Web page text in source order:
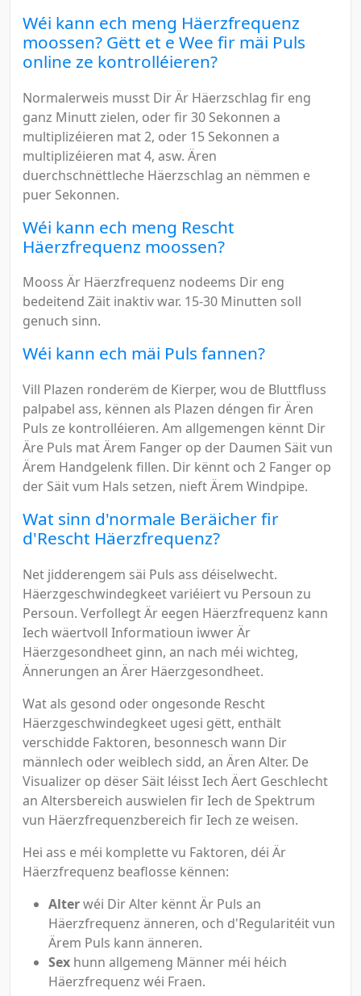
Wéi kann ech meng Häerzfrequenz
moossen? Gëtt et e Wee fir mäi Puls
online ze kontrolléieren?
Normalerweis musst Dir Är Häerzschlag fir eng
ganz Minutt zielen, oder fir 30 Sekonnen a
multiplizéieren mat 2, oder 15 Sekonnen a
multiplizéieren mat 4, asw. Ären
duerchschnëttleche Häerzschlag an nëmmen e
puer Sekonnen.
Wéi kann ech meng Rescht
Häerzfrequenz moossen?
Mooss Är Häerzfrequenz nodeems Dir eng
bedeitend Zäit inaktiv war. 15-30 Minutten soll
genuch sinn.
Wéi kann ech mäi Puls fannen?
Vill Plazen ronderëm de Kierper, wou de Bluttfluss
palpabel ass, kënnen als Plazen déngen fir Ären
Puls ze kontrolléieren. Am allgemengen kënnt Dir
Äre Puls mat Ärem Fanger op der Daumen Säit vun
Ärem Handgelenk fillen. Dir kënnt och 2 Fanger op
der Säit vum Hals setzen, nieft Ärem Windpipe.
Wat sinn d'normale Beräicher fir
d'Rescht Häerzfrequenz?
Net jidderengem säi Puls ass déiselwecht.
Häerzgeschwindegkeet variéiert vu Persoun zu
Persoun. Verfollegt Är eegen Häerzfrequenz kann
Iech wäertvoll Informatioun iwwer Är
Häerzgesondheet ginn, an nach méi wichteg,
Ännerungen an Ärer Häerzgesondheet.
Wat als gesond oder ongesonde Rescht
Häerzgeschwindegkeet ugesi gëtt, enthält
verschidde Faktoren, besonnesch wann Dir
männlech oder weiblech sidd, an Ären Alter. De
Visualizer op dëser Säit léisst Iech Äert Geschlecht
an Altersbereich auswielen fir Iech de Spektrum
vun Häerzfrequenzbereich fir Iech ze weisen.
Hei ass e méi komplette vu Faktoren, déi Är
Häerzfrequenz beaflosse kënnen:
Alterwéi Dir Alter kënnt Är Puls an
Häerzfrequenz änneren, och d'Regularitéit vun
Ärem Puls kann änneren.
Sex hunn allgemeng Männer méi héich
Häerzfrequenz wéi Fraen.